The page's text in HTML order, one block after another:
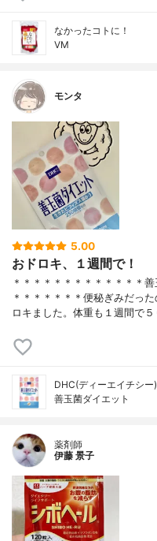
なかったコトに！
VM
モンタ
5.00
おドロキ、１週間で！
＊＊＊＊＊＊＊＊＊＊＊＊＊
＊＊＊＊＊＊＊便秘ぎみだっ
ロキました。体重も１週間で
DHC(ディーエイチシー)
善玉菌ダイエット
薬剤師
伊藤 景子